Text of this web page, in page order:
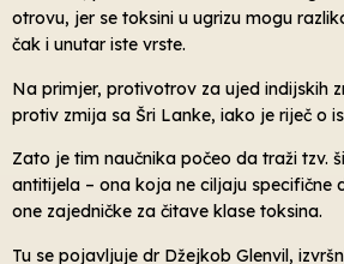
otrovu, jer se toksini u ugrizu mogu
čak i unutar iste vrste.
Na primjer, protivotrov za ujed indijskih
protiv zmija sa Šri Lanke, iako je riječ o
Zato je tim naučnika počeo da traži tzv.
antitijela – ona koja ne ciljaju specifične
one zajedničke za čitave klase toksina.
Tu se pojavljuje dr Džejkob Glenvil,